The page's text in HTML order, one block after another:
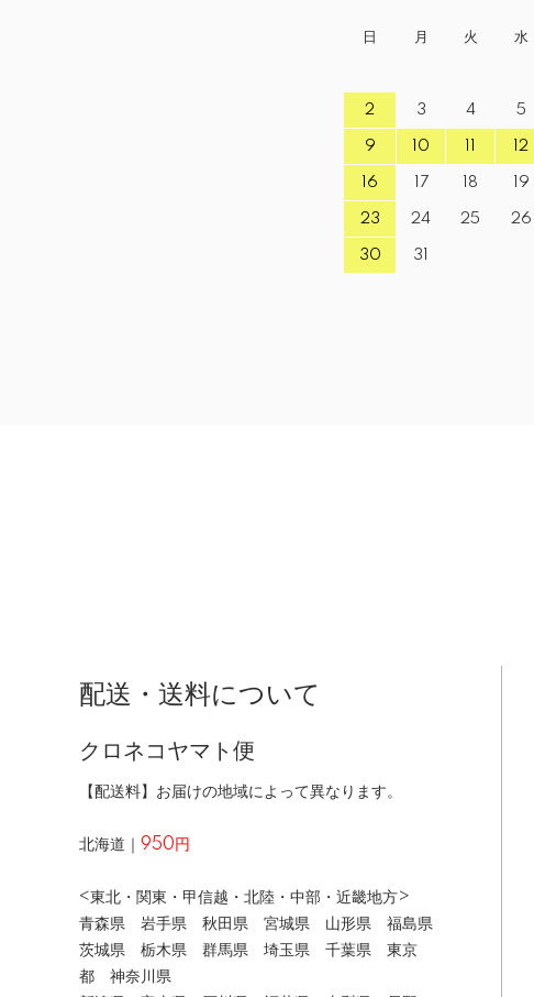
日 月 火 水
2 3 4 5
9 10 12
16 17 18 19
23 24 25 26
30 31
配送・送料について
クロネコヤマト便
【配送料】お届けの地域によって異なります。
北海道｜ 950円
<東北・関東・甲信越・北陸・中部・近畿地方>
青森県 岩手県 秋田県 宮城県 山形県 福島県
茨城県 栃木県 群馬県 埼玉県 千葉県 東京
都 神奈川県